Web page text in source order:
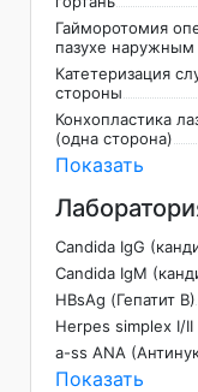
Гайморотомия
пазухе наружным
Катетеризация
стороны
Конхопластика
(одна сторона)
Показать
Candida IgG
Candida IgM
HBsAg (Гепатит B)
Herpes simplex I/II
а-ss ANA
Показать